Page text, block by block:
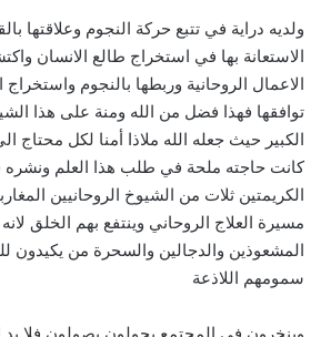
ولديه دراية في تتبع حركة النجوم وعلاقتها
الاستعانة بها في استخراج طالع الانسان
الاعمال الروحانية وربطها بالنجوم واستخراج
توافقها فهذا فضل من الله ومنة على هذا
الكبير حيث جعله الله ملاذا أمنا لكل محتاج
كانت حاجته ملحة في طلب هذا العلم ونشره
الكريمتين ثلات من الشيوخ الروحانيين
مسيرة العلاج الروحاني وينتفع بهم الخلق
المشعوذين والدجالين والسحرة من يكيدون
سمومهم اللاذعة